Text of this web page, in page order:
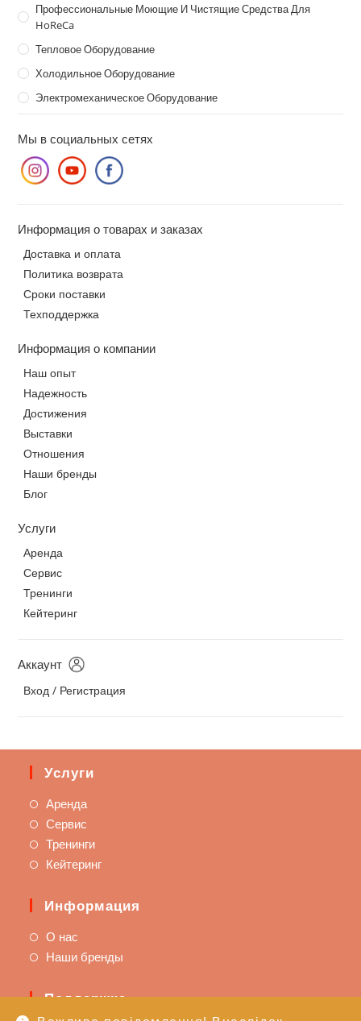
Профессиональные Моющие И Чистящие Средства Для
HoReCa
Тепловое Оборудование
Холодильное Оборудование
Электромеханическое Оборудование
Мы в социальных сетях
Информация о товарах и заказах
Доставка и оплата
Политика возврата
Сроки поставки
Техподдержка
Информация о компании
Наш опыт
Надежность
Достижения
Выставки
Отношения
Наши бренды
Блог
Услуги
Аренда
Сервис
Тренинги
Кейтеринг
Аккаунт
Вход / Регистрация
Услуги
Аренда
Сервис
Тренинги
Кейтеринг
Информация
О нас
Наши бренды
Поддержка